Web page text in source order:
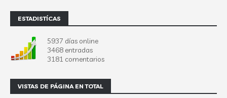
ESTADISTÍCAS
5937 días online
3468 entradas
3181 comentarios
VISTAS DE PÁGINA EN TOTAL